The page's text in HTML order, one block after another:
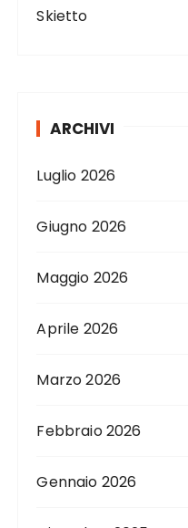
Skietto
ARCHIVI
Luglio 2026
Giugno 2026
Maggio 2026
Aprile 2026
Marzo 2026
Febbraio 2026
Gennaio 2026